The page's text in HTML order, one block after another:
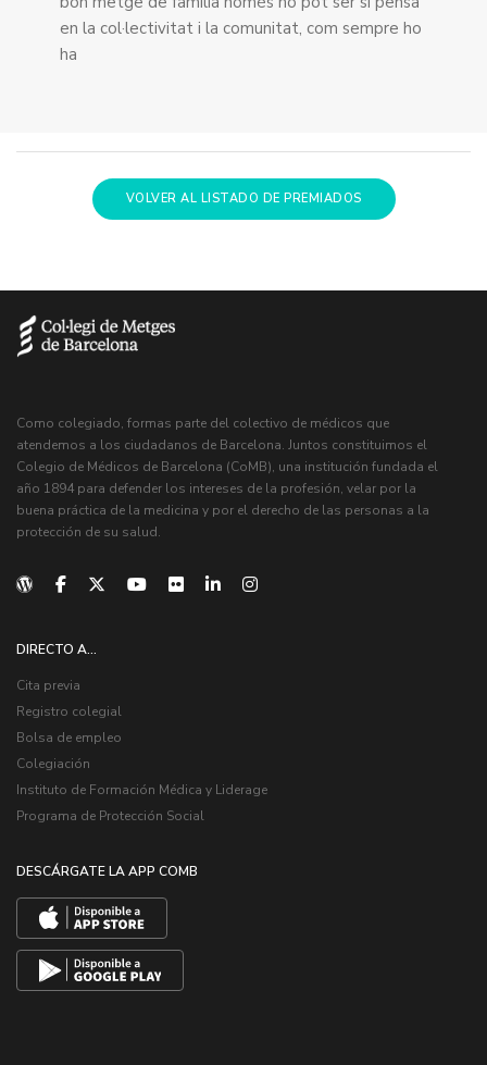
en la col·lectivitat i la comunitat, com sempre ho
ha
VOLVER AL LISTADO DE PREMIADOS
Como colegiado, formas parte del colectivo de médicos que
atendemos a los ciudadanos de Barcelona. Juntos constituimos el
Colegio de Médicos de Barcelona (CoMB), una institución fundada el
año 1894 para defender los intereses de la profesión, velar por la
buena práctica de la medicina y por el derecho de las personas a la
protección de su salud.
DIRECTO A...
Cita previa
Registro colegial
Bolsa de empleo
Colegiación
Instituto de Formación Médica y Liderage
Programa de Protección Social
DESCÁRGATE LA APP COMB